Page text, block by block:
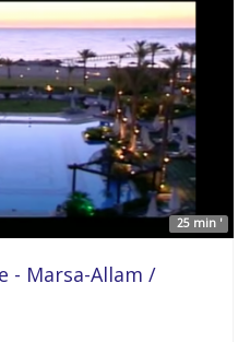
25 min '
- Marsa-Allam /